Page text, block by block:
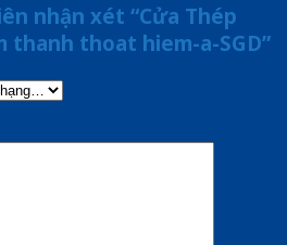
nhận xét “Cửa Thép
thanh thoat hiem-a-SGD”